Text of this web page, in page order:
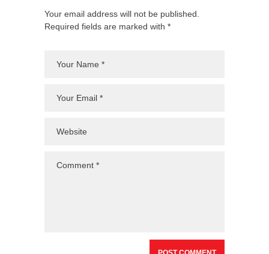
Your email address will not be published.
Required fields are marked with *